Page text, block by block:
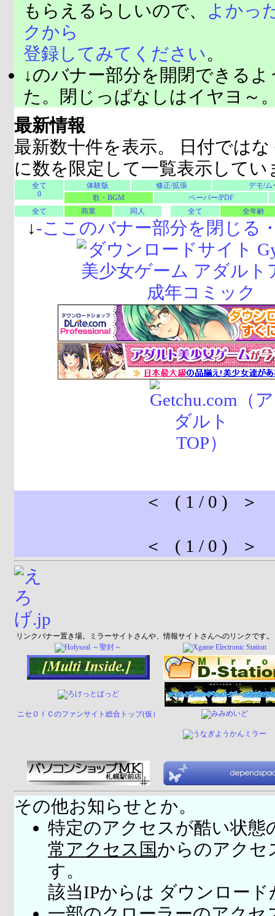
もらえるらしいので、
よかっ
クから
登録してみてください。
↓のバナー部分を開閉できる
た。閉じっぱなしはイヤヨ～
最新情報
最新数十件を表示。 日付では
に数を限定して一覧表示してい
全て
0
体験版 修正/拡張
デモ/ム
歌・BGM
ペーパー/PDF
全て
商業 同人 全て 全年齢
↓-ここのバナー部分を閉じる
＜ ( 1 / 0 ) ＞
＜ ( 1 / 0 ) ＞
リンクバナー置き場。ミラーサイトさんや、情報サイトさんへのリンクです。
ニセＯＩＣのファンサイト総合トップ(仮）
その他お知らせとか。
特定のアクセスが酷い状態
常アクセス国からのアクセ
す。
該当IPからは ダウンロー